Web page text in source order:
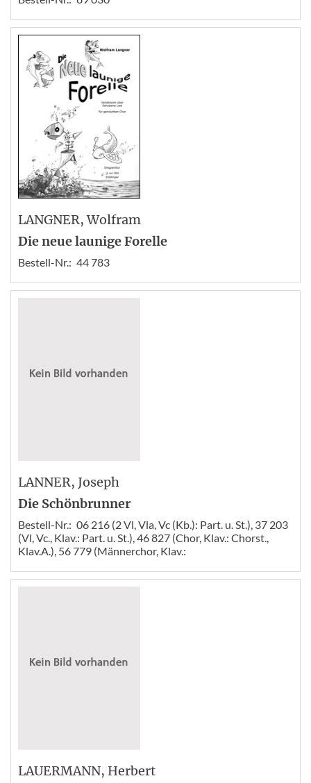
LANGNER, Wolfram
Die neue launige Forelle
Bestell-Nr.: 44 783
LANNER, Joseph
Die Schönbrunner
Bestell-Nr.: 06 216 (2 Vl, Vla, Vc (Kb.): Part. u. St.), 37 203
(Vl, Vc., Klav.: Part. u. St.), 46 827 (Chor, Klav.: Chorst.,
Klav.A.), 56 779 (Männerchor, Klav.:
LAUERMANN, Herbert